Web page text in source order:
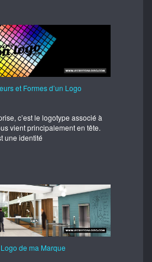
et Formes d’un Logo
c’est le logotype associé à
vient principalement en tête.
une identité
de ma Marque